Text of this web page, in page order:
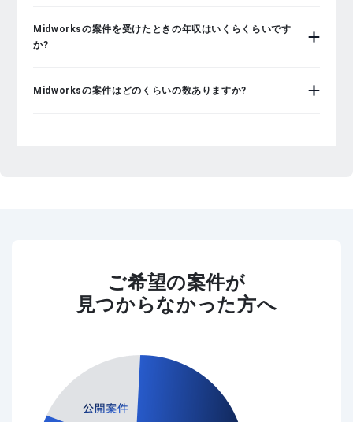
Midworksの案件を受けたときの年収はいくらくらいです
か?
Midworksの案件はどのくらいの数ありますか?
ご希望の案件が
見つからなかった方へ